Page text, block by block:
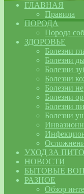
ГЛАВНАЯ
Правила
ПОРОДА
Порода
ЗДОРОВЬЕ
Болезни
Болезни
Болезни
Болезни
Болезни
Болезни
Болезни
Болезни
УХОД ЗА
НОВОСТИ
БЫТОВЫЕ
РАЗНОЕ
Обзор